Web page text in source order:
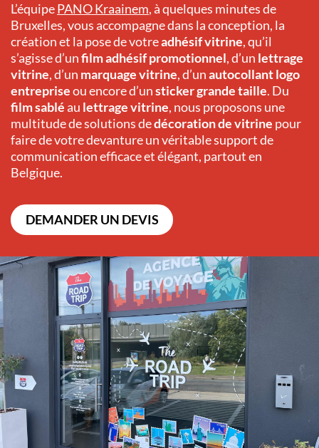
L’équipePANOKraainem, à quelques minutes de
Bruxelles, vous accompagne dans la conception, la
création et la pose de votreadhésif vitrine, qu’il
s’agisse d’unfilm adhésif promotionnel, d’un lettrage
vitrine, d’un marquage vitrine, d’unautocollant logo
entrepriseou encore d’unsticker grande taille. Du
film sabléau lettrage vitrine, nous proposons une
multitude de solutions dedécoration de vitrine pour
faire de votre devanture un véritable support de
communication efficace et élégant, partout en
Belgique.
DEMANDER UN DEVIS